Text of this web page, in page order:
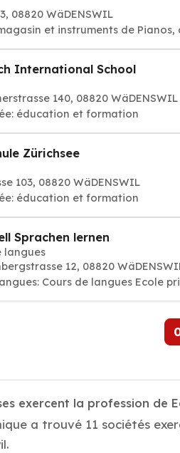
08820 WäDENSWIL
et instruments de
International School
140, 08820 WäDENSWIL
éducation et formation
Zürichsee
103, 08820 WäDENSWIL
éducation et formation
Sprachen lernen
langues
12, 08820
Cours de langues Ecole
exercent la profession de
a trouvé 11 sociétés